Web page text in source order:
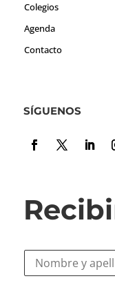
Colegios
Agenda
Contacto
SÍGUENOS
N